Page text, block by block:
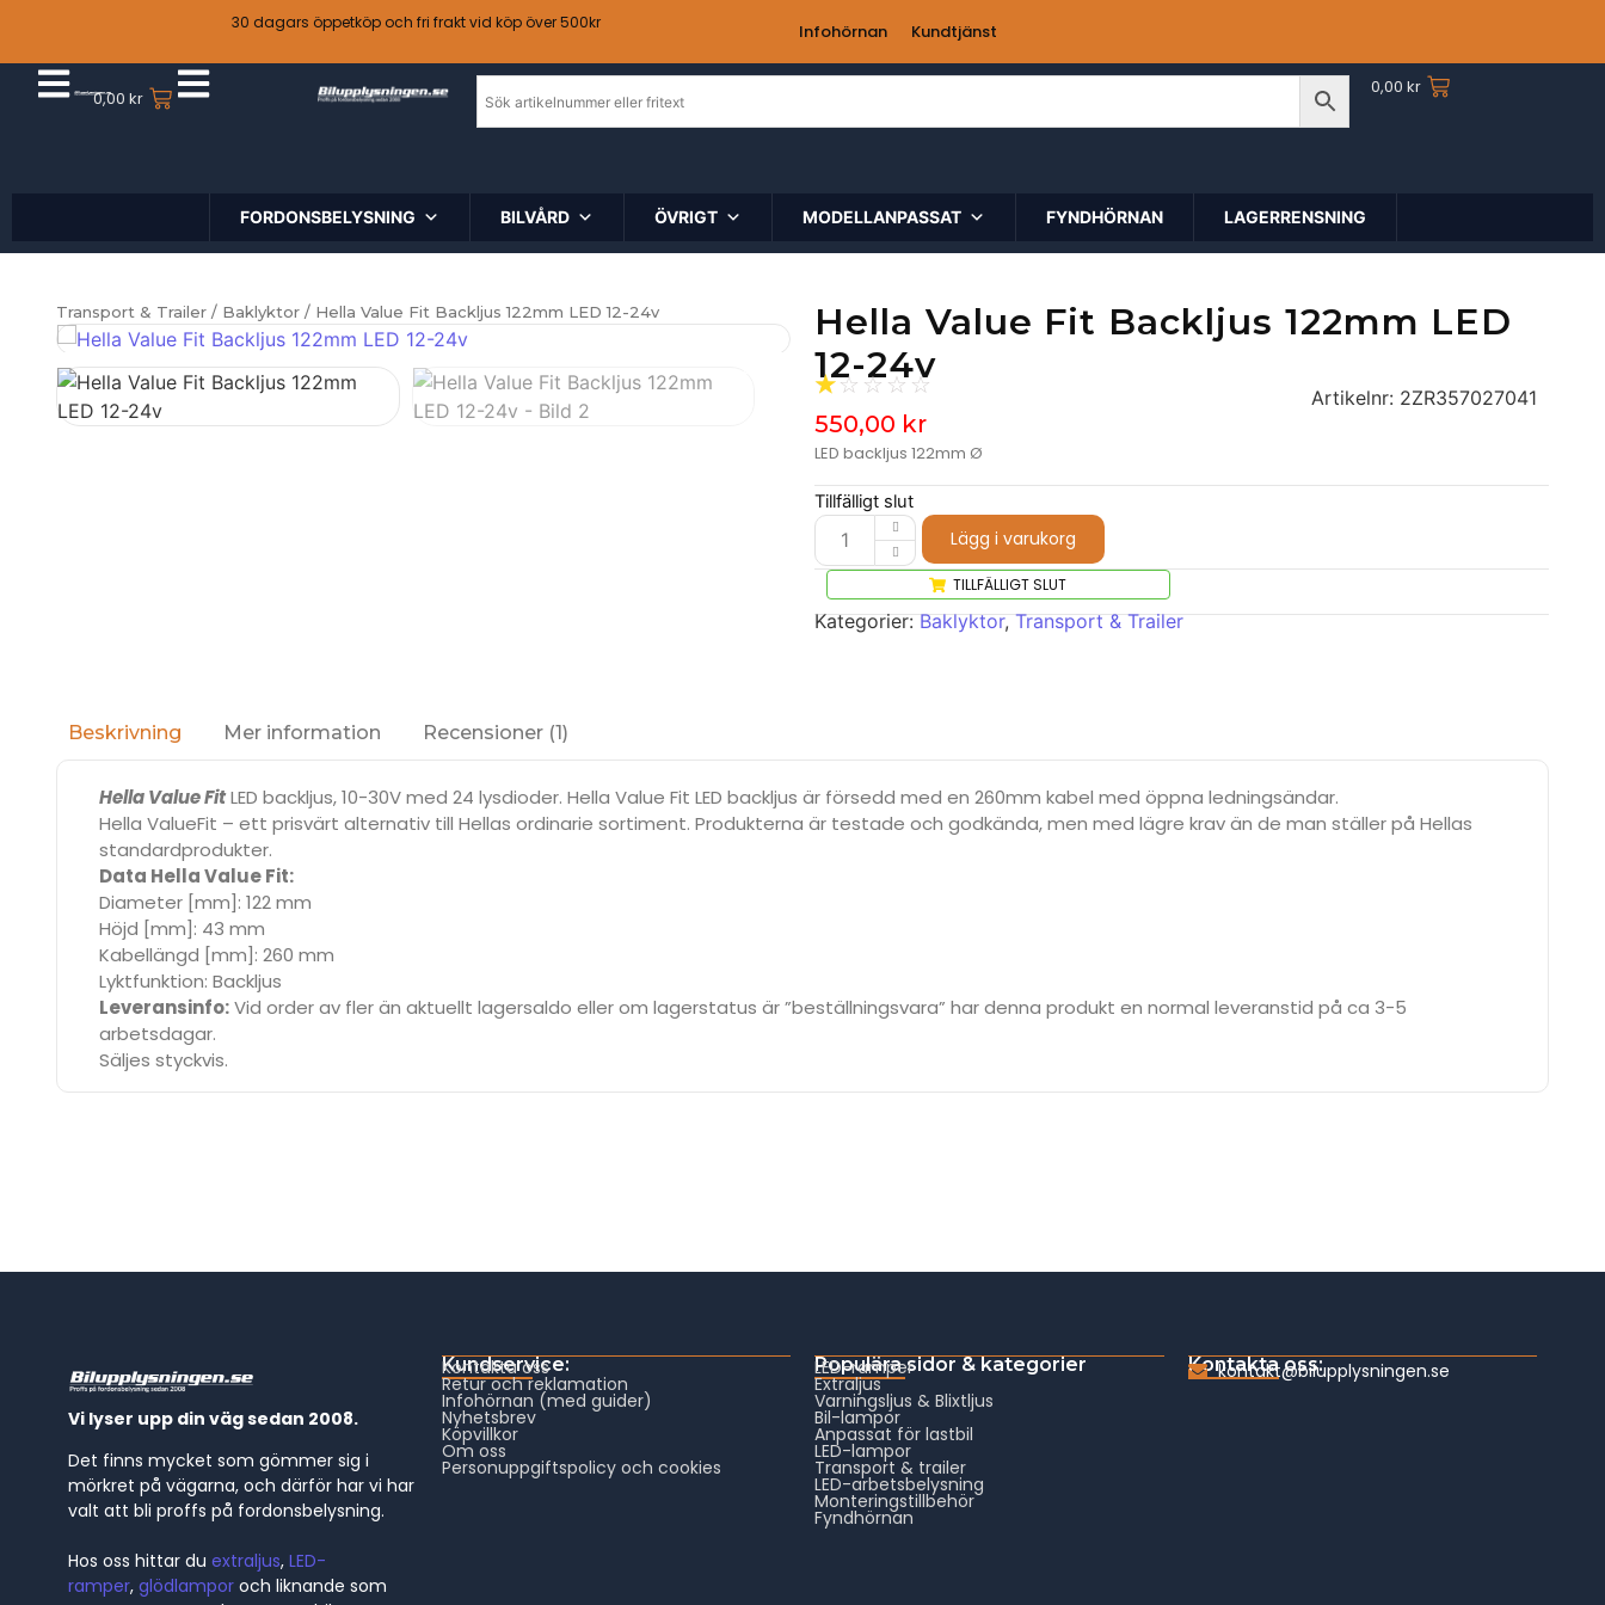
30 dagars öppetköp och fri frakt vid köp över 500kr Infohörnan Kundtjänst
0,00kr
0,00kr
FORDONSBELYSNING BILVÅRD ÖVRIGT MODELLANPASSAT FYNDHÖRNAN LAGERRENSNING
Transport & Trailer / Baklyktor / Hella Value Fit Backljus 122mm LED 12-24v
Hella Value Fit Backljus 122mm LED
12-24v
☆☆ ☆☆☆ Artikelnr: 2ZR357027041
550,00 kr
LED backljus 122mm Ø
Tillfälligt slut
Lägg i varukorg
TILLFÄLLIGT SLUT
Kategorier:Baklyktor,Transport & Trailer
Beskrivning Mer information Recensioner (1)
Hella Value FitLED backljus, 10-30V med 24 lysdioder. Hella Value Fit LED backljus är försedd med en 260mm kabel med öppna ledningsändar.
Hella ValueFit – ett prisvärt alternativ till Hellas ordinarie sortiment. Produkterna är testade och godkända, men med lägre krav än de man ställer på Hellas
standardprodukter.
Data Hella Value Fit:
Diameter [mm]: 122 mm
Höjd [mm]: 43 mm
Kabellängd [mm]: 260 mm
Lyktfunktion: Backljus
Leveransinfo:Vid order av fler än aktuellt lagersaldo eller om lagerstatus är ”beställningsvara” har denna produkt en normal leveranstid på ca 3-5
arbetsdagar.
Säljes styckvis.
Vi lyser upp din väg sedan 2008.
Det finns mycket som gömmer sig i
mörkret på vägarna, och därför har vi har
valt att bli proffs på fordonsbelysning.
Hos oss hittar du extraljus, LED-
ramper, glödlampor och liknande som
Kundservice:
Kontakta oss
Retur och reklamation
Infohörnan (med guider)
Nyhetsbrev
Köpvillkor
Om oss
Personuppgiftspolicy och cookies
Populära sidor & kategorier
LED-ramper
Extraljus
Varningsljus & Blixtljus
Bil-lampor
Anpassat för lastbil
LED-lampor
Transport & trailer
LED-arbetsbelysning
Monteringstillbehör
Fyndhörnan
Kontakta oss:
kontakt@bilupplysningen.se